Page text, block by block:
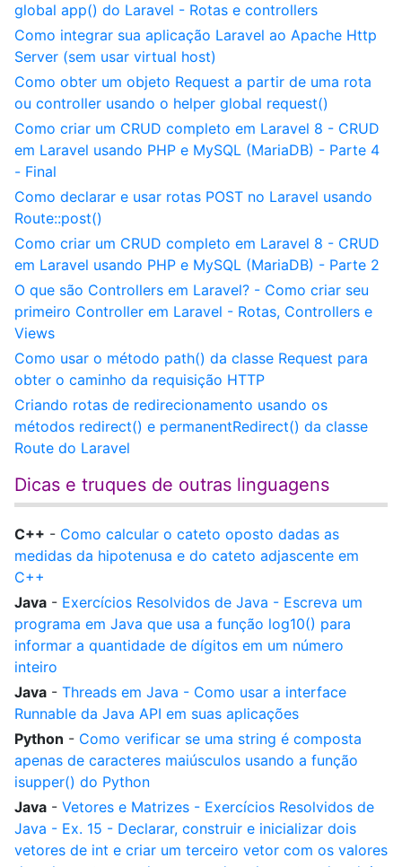
global app() do Laravel - Rotas e controllers
Como integrar sua aplicação Laravel ao Apache Http
Server (sem usar virtual host)
Como obter um objeto Request a partir de uma rota
ou controller usando o helper global request()
Como criar um CRUD completo em Laravel 8 - CRUD
em Laravel usando PHP e MySQL (MariaDB) - Parte 4
- Final
Como declarar e usar rotas POST no Laravel usando
Route::post()
Como criar um CRUD completo em Laravel 8 - CRUD
em Laravel usando PHP e MySQL (MariaDB) - Parte 2
O que são Controllers em Laravel? - Como criar seu
primeiro Controller em Laravel - Rotas, Controllers e
Views
Como usar o método path() da classe Request para
obter o caminho da requisição HTTP
Criando rotas de redirecionamento usando os
métodos redirect() e permanentRedirect() da classe
Route do Laravel
Dicas e truques de outras linguagens
C++ - Como calcular o cateto oposto dadas as
medidas da hipotenusa e do cateto adjascente em
C++
Java - Exercícios Resolvidos de Java - Escreva um
programa em Java que usa a função log10() para
informar a quantidade de dígitos em um número
inteiro
Java - Threads em Java - Como usar a interface
Runnable da Java API em suas aplicações
Python - Como verificar se uma string é composta
apenas de caracteres maiúsculos usando a função
isupper() do Python
Java - Vetores e Matrizes - Exercícios Resolvidos de
Java - Ex. 15 - Declarar, construir e inicializar dois
vetores de int e criar um terceiro vetor com os valores